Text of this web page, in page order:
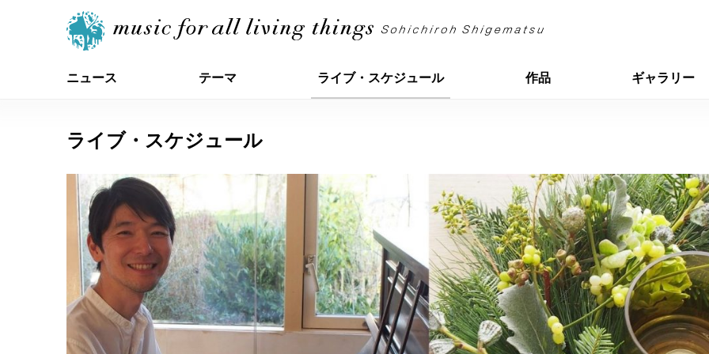
ニュース テーマ ライブ・スケジュール 作品 ギャラリー
ライブ・スケジュール